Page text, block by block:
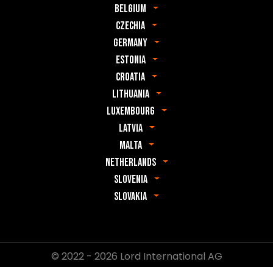
Belgium
Czechia
Germany
Estonia
Croatia
Lithuania
Luxembourg
Latvia
Malta
Netherlands
Slovenia
Slovakia
© 2022 - 2026 Lord International AG